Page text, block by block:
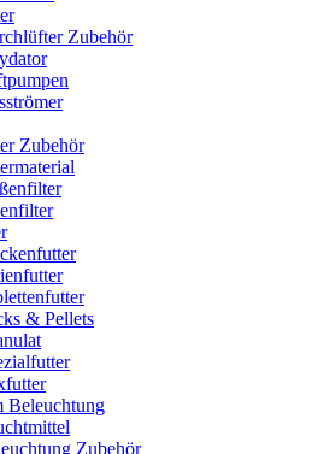
Zubehör
Zubehör
& Pellets
Beleuchtung
Zubehör